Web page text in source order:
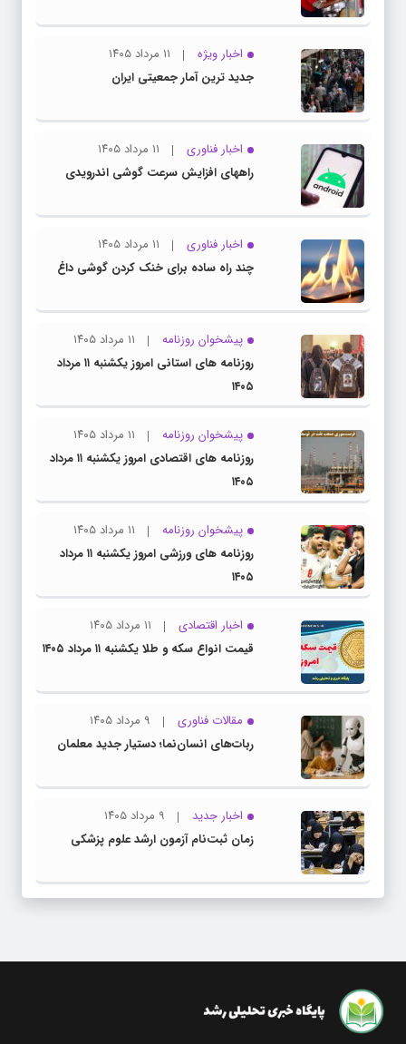
اخبار ویژه
۱۱ مرداد ۱۴۰۵
جدید ترین آمار جمعیتی ایران
اخبار فناوری
۱۱ مرداد ۱۴۰۵
راههای افزایش سرعت گوشی اندرویدی
اخبار فناوری
۱۱ مرداد ۱۴۰۵
چند راه‌ ساده برای خنک کردن گوشی داغ
پیشخوان روزنامه
۱۱ مرداد ۱۴۰۵
روزنامه های استانی امروز یکشنبه ۱۱ مرداد
۱۴۰۵
پیشخوان روزنامه
۱۱ مرداد ۱۴۰۵
روزنامه های اقتصادی امروز یکشنبه ۱۱ مرداد
۱۴۰۵
پیشخوان روزنامه
۱۱ مرداد ۱۴۰۵
روزنامه های ورزشی امروز یکشنبه ۱۱ مرداد
۱۴۰۵
اخبار اقتصادی
۱۱ مرداد ۱۴۰۵
قیمت انواع سکه و طلا یکشنبه ۱۱ مرداد ۱۴۰۵
مقالات فناوری
۹ مرداد ۱۴۰۵
ربات‌های انسان‌نما؛ دستیار جدید معلمان
اخبار جدید
۹ مرداد ۱۴۰۵
زمان ثبت‌نام آزمون ارشد علوم پزشکی